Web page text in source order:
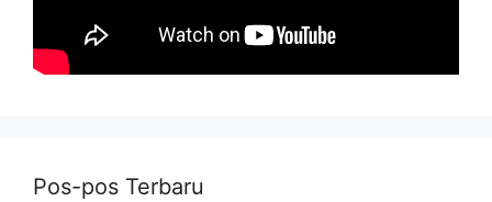
Pos-pos Terbaru